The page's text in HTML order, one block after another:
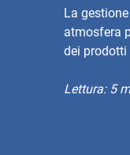
La
atmosfera
dei prodotti
Lettura: 5